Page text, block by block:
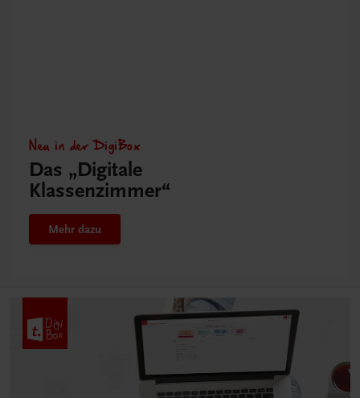
Neu in der DigiBox
Das „Digitale
Klassenzimmer“
Mehr dazu